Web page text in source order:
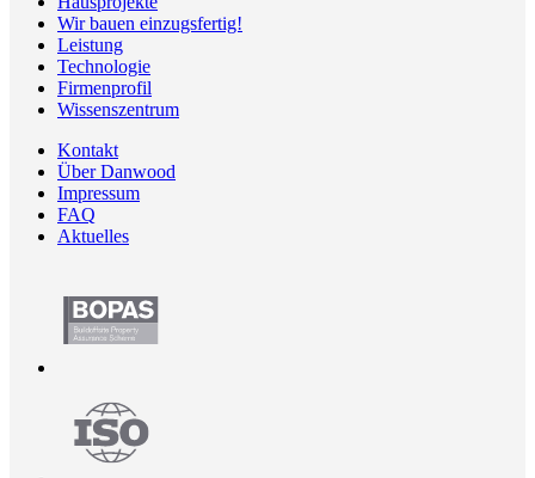
Wir bauen einzugsfertig!
Leistung
Technologie
Firmenprofil
Wissenszentrum
Kontakt
Über Danwood
Impressum
FAQ
Aktuelles